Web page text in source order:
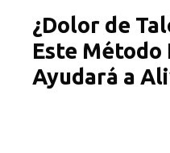
¿Dolor de
Este Método
Ayudará a